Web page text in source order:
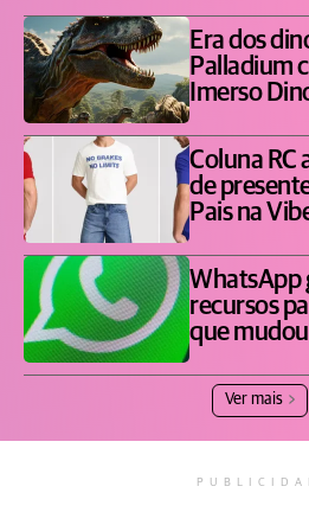
Era dos
Palladium
Imerso
Coluna RC
de
Pais na
WhatsApp
recursos
que mudou
Ver mais